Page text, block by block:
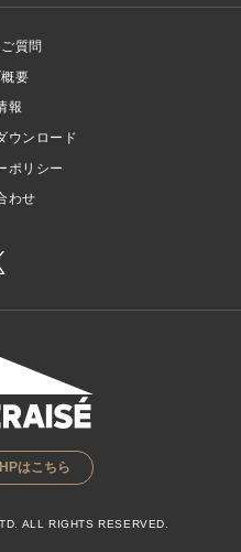
質問
要
報
ウンロード
ポリシー
わせ
はこちら
ALL RIGHTS RESERVED.